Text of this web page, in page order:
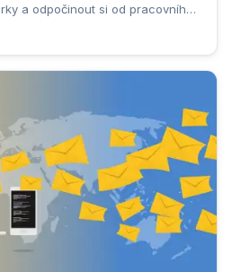
a odpočinout si od pracovního
v části deváté komplexně